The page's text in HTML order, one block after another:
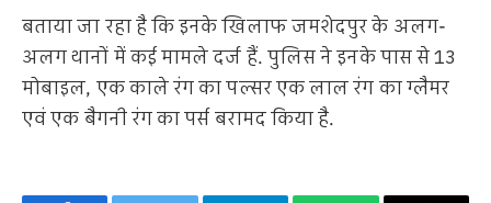
बताया जा रहा है कि इनके खिलाफ जमशेदपुर के अलग-
अलग थानों में कई मामले दर्ज हैं. पुलिस ने इनके पास से 13
मोबाइल, एक काले रंग का पल्सर एक लाल रंग का ग्लैमर
एवं एक बैगनी रंग का पर्स बरामद किया है.